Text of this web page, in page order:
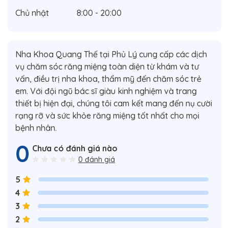
Chủ nhật
8:00 - 20:00
Nha Khoa Quang Thế tại Phủ Lý cung cấp các dịch
vụ chăm sóc răng miệng toàn diện từ khám và tư
vấn, điều trị nha khoa, thẩm mỹ đến chăm sóc trẻ
em. Với đội ngũ bác sĩ giàu kinh nghiệm và trang
thiết bị hiện đại, chúng tôi cam kết mang đến nụ cười
rạng rỡ và sức khỏe răng miệng tốt nhất cho mọi
bệnh nhân.
0 Chưa có đánh giá nào
0 đánh giá
5
4
3
2